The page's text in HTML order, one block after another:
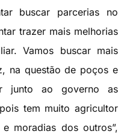
buscar parcerias no
trazer mais melhorias
Vamos buscar mais
na questão de poços e
junto ao governo as
tem muito agricultor
moradias dos outros”,